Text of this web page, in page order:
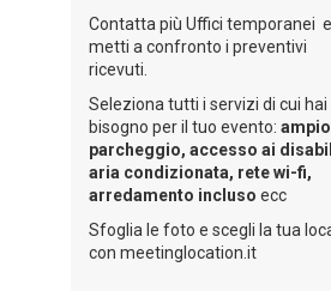
Contatta più Uffici temporanei e
metti a confronto i preventivi
ricevuti.
Seleziona tutti i servizi di cui hai
bisogno per il tuo evento: ampio
parcheggio, accesso ai
aria condizionata, rete wi-fi,
arredamento incluso ecc
Sfoglia le foto e scegli la tua
con meetinglocation.it